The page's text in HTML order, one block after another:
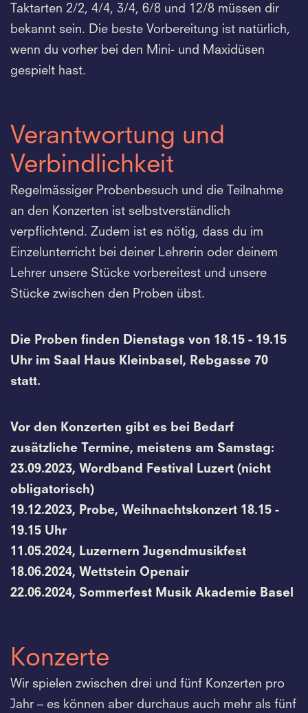
Taktarten 2/2, 4/4, 3/4, 6/8 und 12/8 müssen dir
bekannt sein. Die beste Vorbereitung ist natürlich,
wenn du vorher bei den Mini- und Maxidüsen
gespielt hast.
Verantwortung und
Verbindlichkeit
Regelmässiger Probenbesuch und die Teilnahme
an den Konzerten ist selbstverständlich
verpflichtend. Zudem ist es nötig, dass du im
Einzelunterricht bei deiner Lehrerin oder deinem
Lehrer unsere Stücke vorbereitest und unsere
Stücke zwischen den Proben übst.
Die Proben finden Dienstags von 18.15 - 19.15
Uhr im Saal Haus Kleinbasel, Rebgasse 70
statt.
Vor den Konzerten gibt es bei Bedarf
zusätzliche Termine, meistens am Samstag:
23.09.2023, Wordband Festival Luzert (nicht
obligatorisch)
19.12.2023, Probe, Weihnachtskonzert 18.15 -
19.15 Uhr
11.05.2024, Luzernern Jugendmusikfest
18.06.2024, Wettstein Openair
22.06.2024, Sommerfest Musik Akademie Basel
Konzerte
Wir spielen zwischen drei und fünf Konzerten pro
Jahr – es können aber durchaus auch mehr als fünf